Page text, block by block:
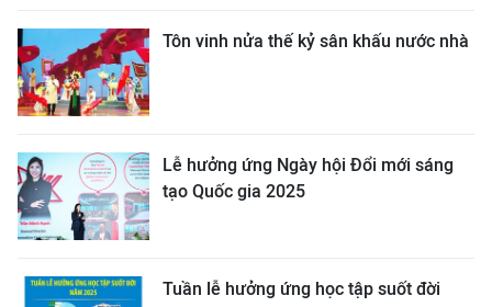
Tôn vinh nửa thế kỷ sân khấu nước nhà
Lễ hưởng ứng Ngày hội Đổi mới sáng
tạo Quốc gia 2025
Tuần lễ hưởng ứng học tập suốt đời